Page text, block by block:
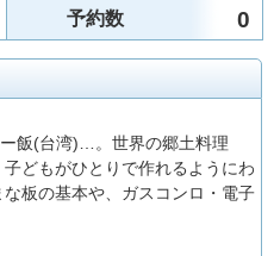
予約数 0
飯(台湾)…。世界の郷土料理
どもがひとりで作れるようにわ
板の基本や、ガスコンロ・電子